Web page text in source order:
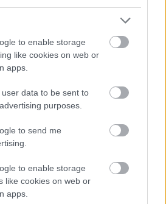
to enable storage
like cookies on web or
apps.
data to be sent to
purposes.
to send me
to enable storage
like cookies on web or
apps.
Wars
készül a Kenobi
10:30
már egy
multiverzumában